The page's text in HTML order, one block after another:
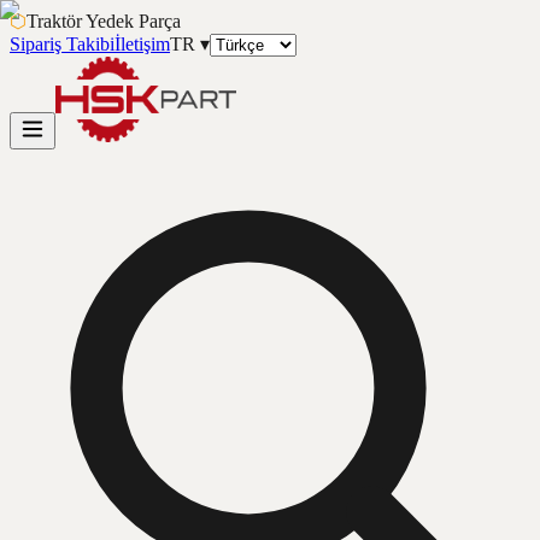
⬡Traktör Yedek Parça
Sipariş TakibiİletişimTR ▾